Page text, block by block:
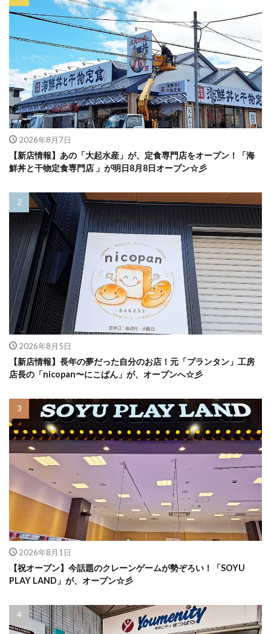
2026年8月7日
【新店情報】あの「大起水産」が、定食専門店をオープン！「海
鮮丼と干物定食専門店 」が明日8月8日オープン☆彡
2026年8月5日
【新店情報】長年の夢だった自分のお店！元「プランタン」工房
店長の「nicopan〜にこぱん」が、オープンへ☆彡
2026年8月1日
【祝オープン】今話題のクレーンゲームが勢ぞろい！「SOYU
PLAY LAND」が、オープン☆彡